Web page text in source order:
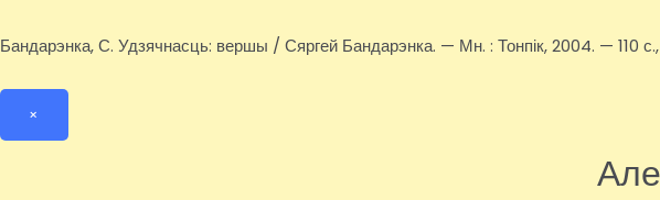
Бандарэнка, С. Удзячнасць: вершы / Сяргей Бандарэнка. — Мн. : Тонпік, 2004. — 110 с.,
×